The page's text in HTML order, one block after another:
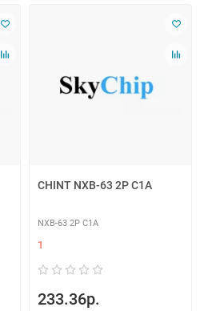
CHINT NXB-63 2P C1A
NXB-63 2P C1A
1
233.36р.